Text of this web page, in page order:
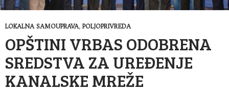
LOKALNA SAMOUPRAVA, POLJOPRIVREDA
OPŠTINI VRBAS ODOBRENA
SREDSTVA ZA UREĐENJE
KANALSKE MREŽE